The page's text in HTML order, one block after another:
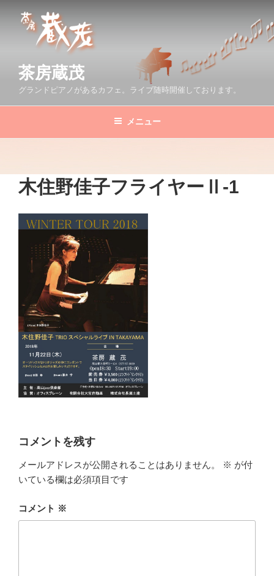
キ
プ
茶房蔵茂
グランドピアノがあるカフェ。ライブ随時開催しております。
メニュー
木住野佳子フライヤーⅡ-1
コメントを残す
メールアドレスが公開されることはありません。 ※ が付
いている欄は必須項目です
コメント ※